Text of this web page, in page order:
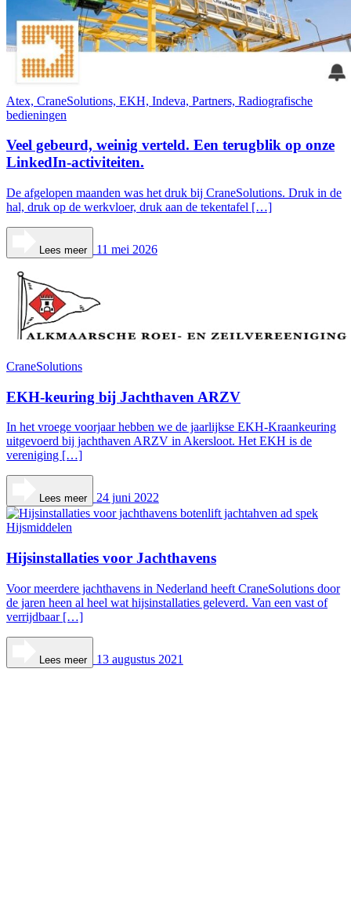
Atex, CraneSolutions, EKH, Indeva, Partners, Radiografische
bedieningen
Veel gebeurd, weinig verteld. Een terugblik op onze
LinkedIn-activiteiten.
De afgelopen maanden was het druk bij CraneSolutions. Druk in de
hal, druk op de werkvloer, druk aan de tekentafel […]
Lees meer 11 mei 2026
CraneSolutions
EKH-keuring bij Jachthaven ARZV
In het vroege voorjaar hebben we de jaarlijkse EKH-Kraankeuring
uitgevoerd bij jachthaven ARZV in Akersloot. Het EKH is de
vereniging […]
Lees meer 24 juni 2022
Hijsmiddelen
Hijsinstallaties voor Jachthavens
Voor meerdere jachthavens in Nederland heeft CraneSolutions door
de jaren heen al heel wat hijsinstallaties geleverd. Van een vast of
verrijdbaar […]
Lees meer 13 augustus 2021